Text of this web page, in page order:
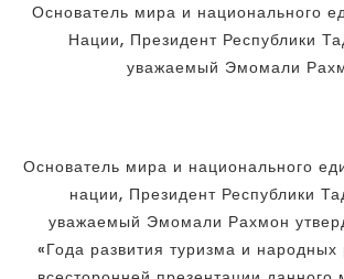
Основатель мира и национального
Нации, Президент Республики
уважаемый Эмомали
Основатель мира и национального
нации, Президент Республики
уважаемый Эмомали Рахмон
«Года развития туризма и